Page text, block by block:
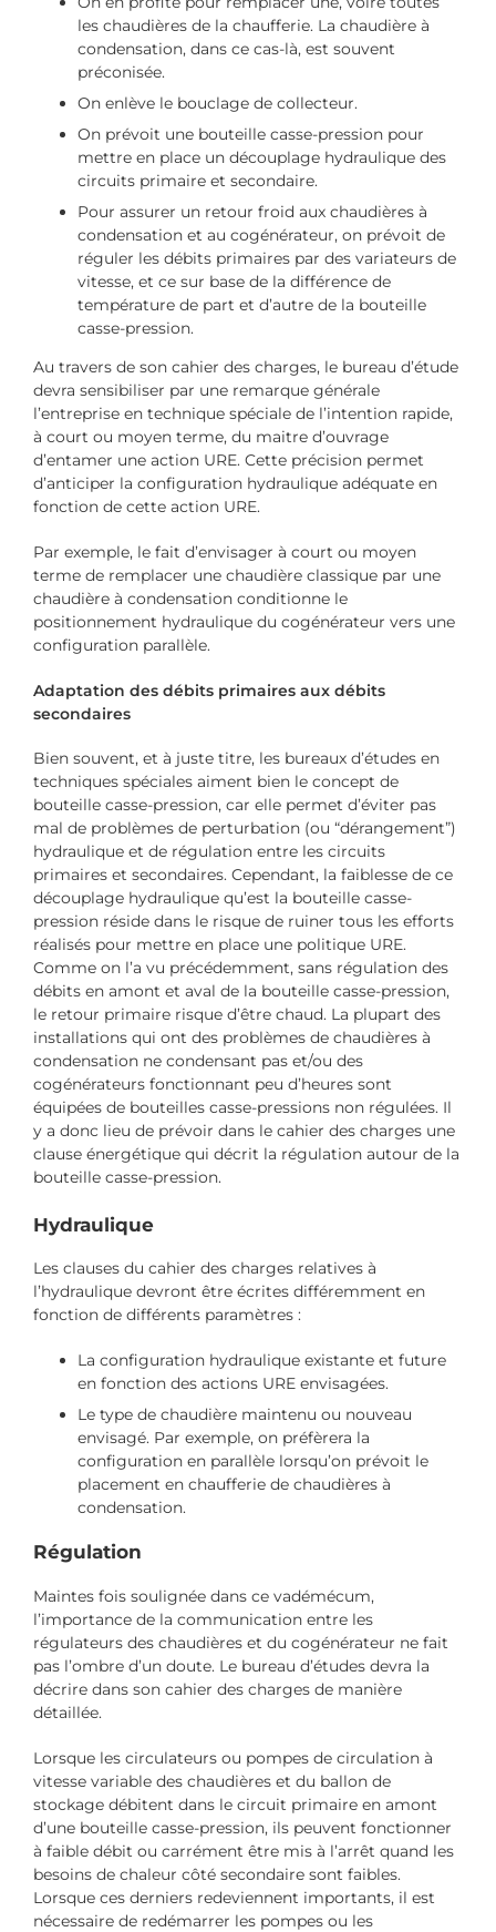
les chaudières de la chaufferie. La chaudière à
condensation, dans ce cas-là, est souvent
préconisée.
On enlève le bouclage de collecteur.
On prévoit une bouteille casse-pression pour
mettre en place un découplage hydraulique des
circuits primaire et secondaire.
Pour assurer un retour froid aux chaudières à
condensation et au cogénérateur, on prévoit de
réguler les débits primaires par des variateurs de
vitesse, et ce sur base de la différence de
température de part et d’autre de la bouteille
casse-pression.
Au travers de son cahier des charges, le bureau d’étude
devra sensibiliser par une remarque générale
l’entreprise en technique spéciale de l’intention rapide,
à court ou moyen terme, du maitre d’ouvrage
d’entamer une action URE. Cette précision permet
d’anticiper la configuration hydraulique adéquate en
fonction de cette action URE.
Par exemple, le fait d’envisager à court ou moyen
terme de remplacer une chaudière classique par une
chaudière à condensation conditionne le
positionnement hydraulique du cogénérateur vers une
configuration parallèle.
Adaptation des débits primaires aux débits
secondaires
Bien souvent, et à juste titre, les bureaux d’études en
techniques spéciales aiment bien le concept de
bouteille casse-pression, car elle permet d’éviter pas
mal de problèmes de perturbation (ou “dérangement”)
hydraulique et de régulation entre les circuits
primaires et secondaires. Cependant, la faiblesse de ce
découplage hydraulique qu’est la bouteille casse-
pression réside dans le risque de ruiner tous les efforts
réalisés pour mettre en place une politique URE.
Comme on l’a vu précédemment, sans régulation des
débits en amont et aval de la bouteille casse-pression,
le retour primaire risque d’être chaud. La plupart des
installations qui ont des problèmes de chaudières à
condensation ne condensant pas et/ou des
cogénérateurs fonctionnant peu d’heures sont
équipées de bouteilles casse-pressions non régulées. Il
y a donc lieu de prévoir dans le cahier des charges une
clause énergétique qui décrit la régulation autour de la
bouteille casse-pression.
Hydraulique
Les clauses du cahier des charges relatives à
l’hydraulique devront être écrites différemment en
fonction de différents paramètres :
La configuration hydraulique existante et future
en fonction des actions URE envisagées.
Le type de chaudière maintenu ou nouveau
envisagé. Par exemple, on préfèrera la
configuration en parallèle lorsqu’on prévoit le
placement en chaufferie de chaudières à
condensation.
Régulation
Maintes fois soulignée dans ce vadémécum,
l’importance de la communication entre les
régulateurs des chaudières et du cogénérateur ne fait
pas l’ombre d’un doute. Le bureau d’études devra la
décrire dans son cahier des charges de manière
détaillée.
Lorsque les circulateurs ou pompes de circulation à
vitesse variable des chaudières et du ballon de
stockage débitent dans le circuit primaire en amont
d’une bouteille casse-pression, ils peuvent fonctionner
à faible débit ou carrément être mis à l’arrêt quand les
besoins de chaleur côté secondaire sont faibles.
Lorsque ces derniers redeviennent importants, il est
nécessaire de redémarrer les pompes ou les